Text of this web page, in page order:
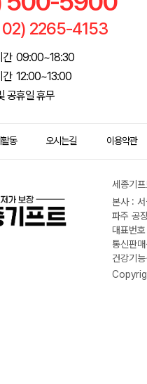
02) 2265-4153
간 09:00~18:30
간 12:00~13:00
공휴일 휴무
동 오시는길 이용약관
세종기
본사 :
파주 공
대표번
통신판
건강기